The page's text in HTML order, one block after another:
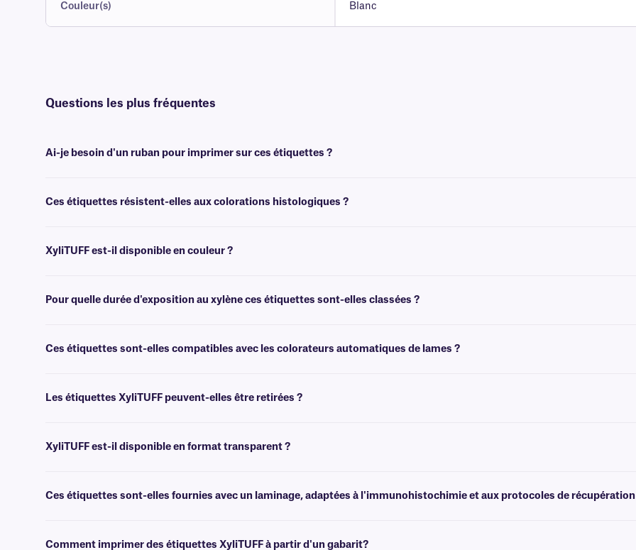
Couleur(s) Blanc
Questions les plus fréquentes
Ai-je besoin d'un ruban pour imprimer sur ces étiquettes ?
Ces étiquettes résistent-elles aux colorations histologiques ?
XyliTUFF est-il disponible en couleur ?
Pour quelle durée d'exposition au xylène ces étiquettes sont-elles classées ?
Ces étiquettes sont-elles compatibles avec les colorateurs automatiques de lames ?
Les étiquettes XyliTUFF peuvent-elles être retirées ?
XyliTUFF est-il disponible en format transparent ?
Ces étiquettes sont-elles fournies avec un laminage, adaptées à l'immunohistochimie et aux protocoles de
Comment imprimer des étiquettes XyliTUFF à partir d'un gabarit?